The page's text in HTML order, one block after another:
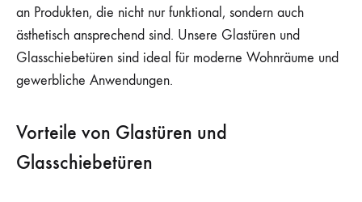
an Produkten, die nicht nur funktional, sondern auch
ästhetisch ansprechend sind. Unsere Glastüren und
Glasschiebetüren sind ideal für moderne Wohnräume und
gewerbliche Anwendungen.
Vorteile von Glastüren und
Glasschiebetüren